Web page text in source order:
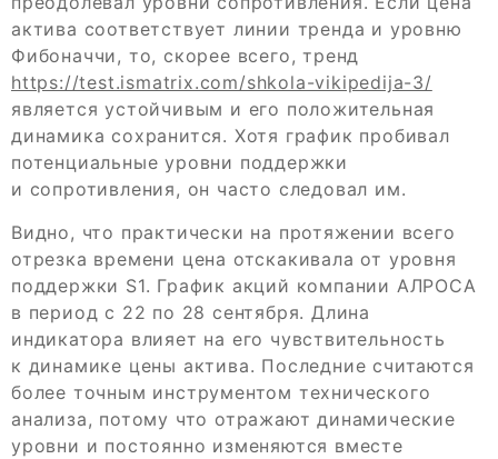
актива соответствует линии тренда и уровню
Фибоначчи, то, скорее всего, тренд
https://test.ismatrix.com/shkola-vikipedija-3/
является устойчивым и его положительная
динамика сохранится. Хотя график пробивал
потенциальные уровни поддержки
и сопротивления, он часто следовал им.
Видно, что практически на протяжении всего
отрезка времени цена отскакивала от уровня
поддержки S1. График акций компании АЛРОСА
в период с 22 по 28 сентября. Длина
индикатора влияет на его чувствительность
к динамике цены актива. Последние считаются
более точным инструментом технического
анализа, потому что отражают динамические
уровни и постоянно изменяются вместе